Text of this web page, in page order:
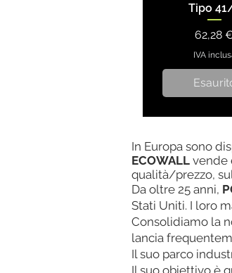
Tipo
Prezzo
62,28
IVA
In Europa sono
ECOWALL vende
qualità/prezzo,
Da oltre 25 anni,
Stati Uniti. I loro
Consolidiamo la
lancia
Il suo parco